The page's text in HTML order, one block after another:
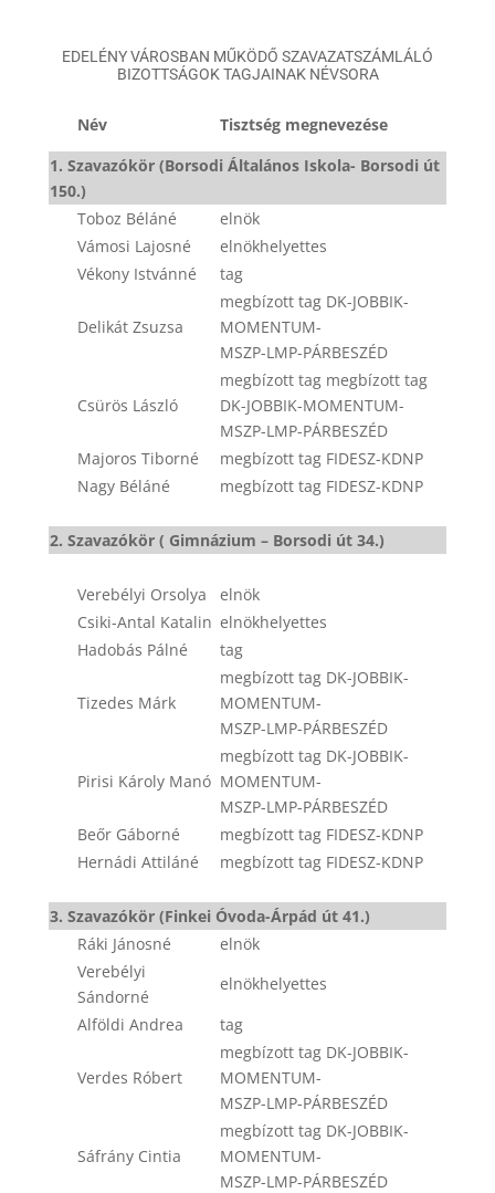
EDELÉNY VÁROSBAN MŰKÖDŐ SZAVAZATSZÁMLÁLÓ
BIZOTTSÁGOK TAGJAINAK NÉVSORA
Név
Tisztség megnevezése
1. Szavazókör (Borsodi Általános Iskola- Borsodi út
150.)
Toboz Béláné
elnök
Vámosi Lajosné
elnökhelyettes
Vékony Istvánné
tag
Delikát Zsuzsa
megbízott tag DK-JOBBIK-
MOMENTUM-
MSZP-LMP-PÁRBESZÉD
Csürös László
megbízott tag megbízott tag
DK-JOBBIK-MOMENTUM-
MSZP-LMP-PÁRBESZÉD
Majoros Tiborné
megbízott tag FIDESZ-KDNP
Nagy Béláné
megbízott tag FIDESZ-KDNP
2. Szavazókör ( Gimnázium – Borsodi út 34.)
Verebélyi Orsolya
elnök
Csiki-Antal Katalin elnökhelyettes
Hadobás Pálné
tag
Tizedes Márk
megbízott tag DK-JOBBIK-
MOMENTUM-
MSZP-LMP-PÁRBESZÉD
Pirisi Károly Manó
megbízott tag DK-JOBBIK-
MOMENTUM-
MSZP-LMP-PÁRBESZÉD
Beőr Gáborné
megbízott tag FIDESZ-KDNP
Hernádi Attiláné
megbízott tag FIDESZ-KDNP
3. Szavazókör (Finkei Óvoda-Árpád út 41.)
Ráki Jánosné
elnök
Verebélyi
Sándorné
elnökhelyettes
Alföldi Andrea
tag
Verdes Róbert
megbízott tag DK-JOBBIK-
MOMENTUM-
MSZP-LMP-PÁRBESZÉD
Sáfrány Cintia
megbízott tag DK-JOBBIK-
MOMENTUM-
MSZP-LMP-PÁRBESZÉD